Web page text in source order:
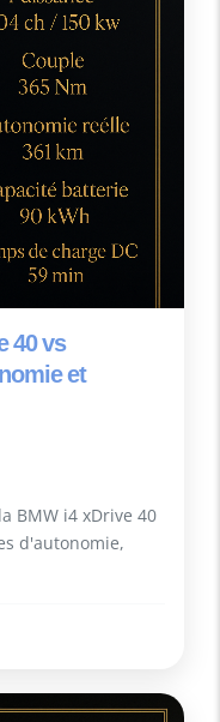
40 vs
et
BMW i4 xDrive 40
d'autonomie,